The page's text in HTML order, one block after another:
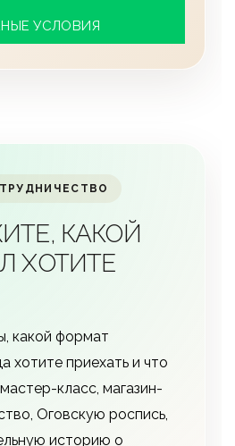
УСЛОВИЯ
КАКОЙ
ХОТИТЕ
какой формат
хотите приехать и что
класс, магазин-
Оговскую роспись,
историю о